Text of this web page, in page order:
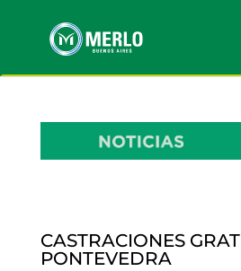
CASTRACIONES
PONTEVEDRA